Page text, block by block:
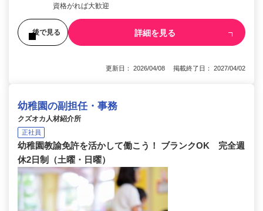
資格がれば大歓迎
後で見る 詳細を見る
更新日： 2026/04/08 掲載終了日： 2027/04/02
幼稚園の副担任・事務
クズオカ人材紹介所
正社員
幼稚園教諭免許を活かして働こう！ ブランクOK 完全週
休2日制（土曜・日曜）